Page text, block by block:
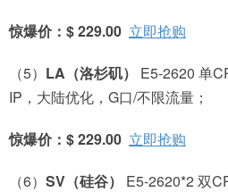
惊爆价：$ 229.00 立即抢购
（5） LA （洛杉矶）
E5-2620 单
IP，大陆优化，G口/不限流量；
惊爆价：$ 229.00 立即抢购
（6） SV （硅谷）
E5-2620*2 双